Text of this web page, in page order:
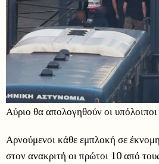
Αύριο θα απολογηθούν οι υπόλοιποι
Αρνούμενοι κάθε εμπλοκή σε
στον ανακριτή οι πρώτοι 10 από